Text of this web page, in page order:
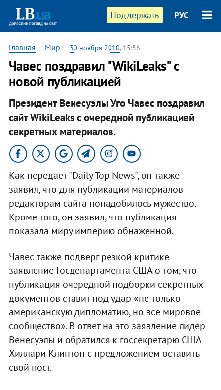
Поддержать РУС
Главная — Мир — 30 ноября 2010, 15:56
Чавес поздравил "WikiLeaks" с
новой публикацией
Президент Венесуэлы Уго Чавес поздравил
сайт WikiLeaks с очередной публикацией
секретных материалов.​
Как передает "Daily Top News", он также
заявил, что для публикации материалов
редакторам сайта понадобилось мужество.
Кроме того, он заявил, что публикация
показала миру империю обнаженной.
Чавес также подверг резкой критике
заявление Госдепартамента США о том, что
публикация очередной подборки секретных
документов ставит под удар «не только
американскую дипломатию, но все мировое
сообщество». В ответ на это заявление лидер
Венесуэлы и обратился к госсекретарю США
Хиллари Клинтон с предложением оставить
свой пост.